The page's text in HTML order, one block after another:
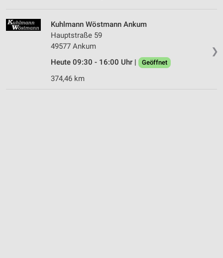
❯
Kuhlmann Wöstmann Ankum
Hauptstraße 59
49577 Ankum
Heute 09:30 - 16:00 Uhr |
Geöffnet
374,46 km